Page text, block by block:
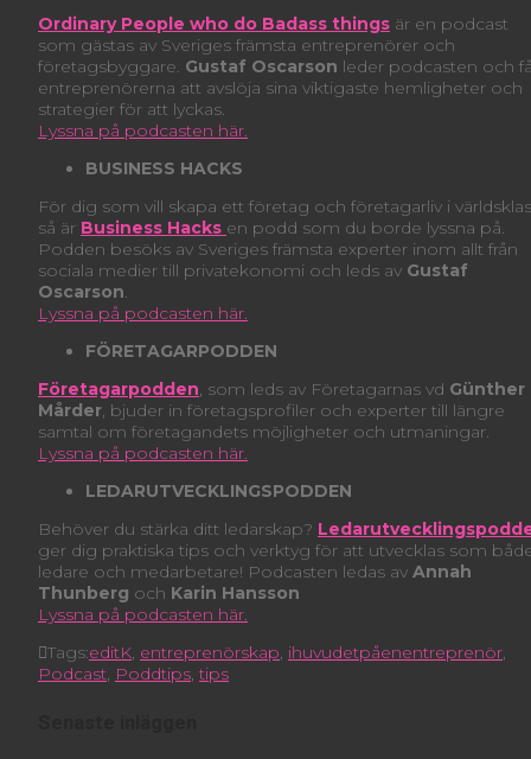
Ordinary People who do Badass things är en podcast
som gästas av Sveriges främsta entreprenörer och
företagsbyggare. Gustaf Oscarson leder podcasten och
entreprenörerna att avslöja sina viktigaste hemligheter och
strategier för att lyckas.
Lyssna på podcasten här.
BUSINESS HACKS
För dig som vill skapa ett företag och företagarliv i
så är Business Hacks en podd som du borde lyssna på.
Podden besöks av Sveriges främsta experter inom allt från
sociala medier till privatekonomi och leds av Gustaf
Oscarson
Lyssna på podcasten här.
FÖRETAGARPODDEN
Företagarpodden , som leds av Företagarnas vd Günther
Mårder , bjuder in företagsprofiler och experter till längre
samtal om företagandets möjligheter och utmaningar.
Lyssna på podcasten här.
LEDARUTVECKLINGSPODDEN
Behöver du stärka ditt ledarskap?
ger dig praktiska tips och verktyg för att utvecklas som
ledare och medarbetare! Podcasten ledas av Annah
Thunberg och Karin Hansson
Lyssna på podcasten här.
Tags:editK entreprenörskap ihuvudetpåenentreprenör
Podcast Poddtips tips